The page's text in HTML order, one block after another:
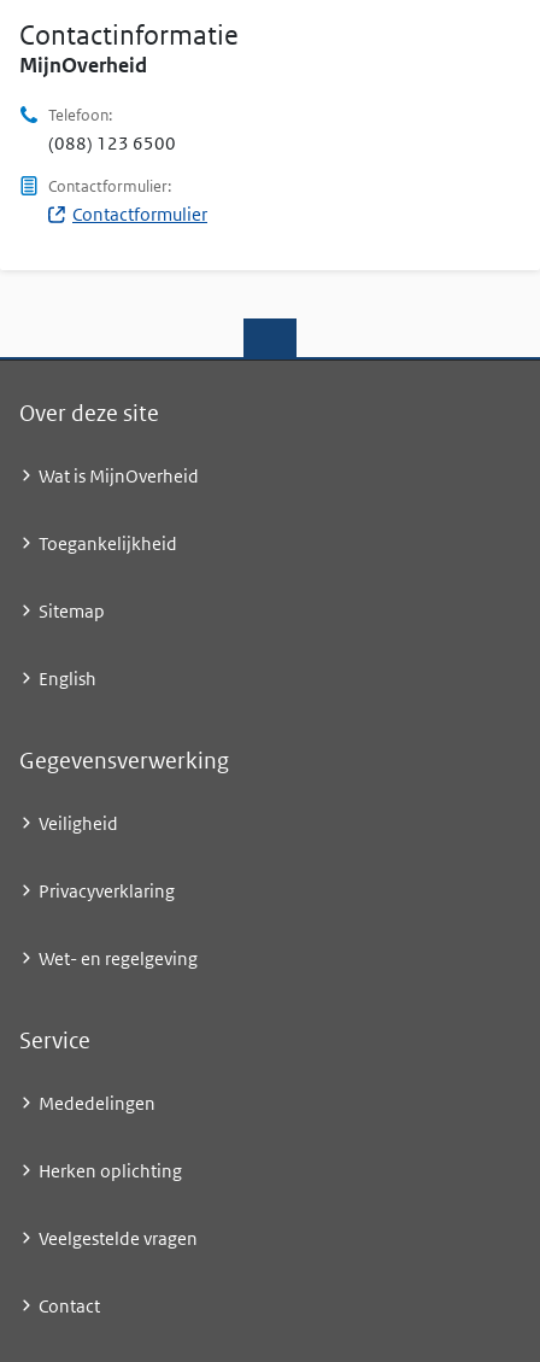
Contactinformatie
MijnOverheid
Telefoon:
(088) 123 6500
Contactformulier:
Contactformulier
Over deze site
Wat is MijnOverheid
Toegankelijkheid
Sitemap
English
Gegevensverwerking
Veiligheid
Privacyverklaring
Wet- en regelgeving
Service
Mededelingen
Herken oplichting
Veelgestelde vragen
Contact